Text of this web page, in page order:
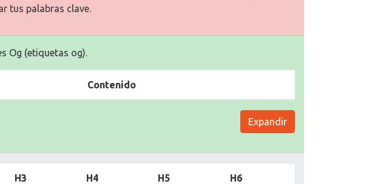
tus palabras clave.
Og (etiquetas og).
Contenido
Expandir
H3 H4 H5 H6